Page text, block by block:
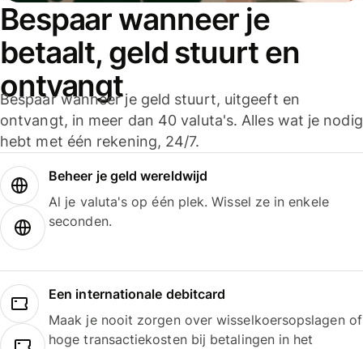
Bespaar wanneer je
betaalt, geld stuurt en
ontvangt
Bespaar wanneer je geld stuurt, uitgeeft en
ontvangt, in meer dan 40 valuta's. Alles wat je nodig
hebt met één rekening, 24/7.
Beheer je geld wereldwijd
Al je valuta's op één plek. Wissel ze in enkele
seconden.
Een internationale debitcard
Maak je nooit zorgen over wisselkoersopslagen of
hoge transactiekosten bij betalingen in het